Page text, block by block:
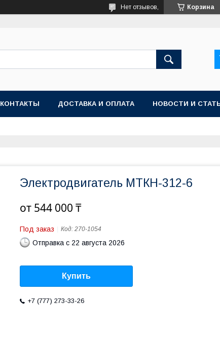
Корзина
Нет отзывов,
КОНТАКТЫ ДОСТАВКА И ОПЛАТА НОВОСТИ И
Электродвигатель МТКН-312-6
от 544 000 ₸
Под заказ Код: 270-1054
Отправка с 22 августа 2026
Купить
+7 (777) 273-33-26